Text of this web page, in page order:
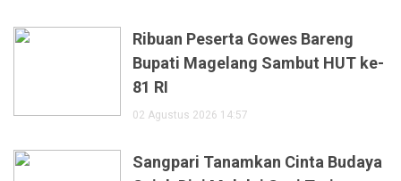
Ribuan Peserta Gowes Bareng
Bupati Magelang Sambut HUT ke-
81 RI
02 Agustus 2026 14:57
Sangpari Tanamkan Cinta Budaya